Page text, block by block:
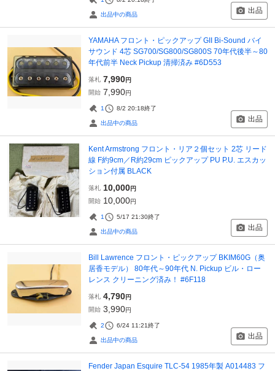
出品中の商品 出品
YAMAHA フロント・ピックアップ GII Bi-Sound バイ
サウンド 4芯 SG700/SG800/SG800S 70年代後半～80
年代前半 Neck Pickup 清掃済み #6D553
落札 7,990円
開始 7,990円
1 8/2 20:18終了
出品中の商品 出品
Kent Armstrong フロント・リア２個セット 2芯 リード
線 F約9cm／R約29cm ピックアップ PU P.U. エスカッ
ション付属 BLACK
落札 10,000円
開始 10,000円
1 5/17 21:30終了
出品中の商品 出品
Bill Lawrence フロント・ピックアップ BKIM60G（奥
居香モデル） 80年代～90年代 N. Pickup ビル・ロー
レンス クリーニング済み！ #6F118
落札 4,790円
開始 3,990円
2 6/24 11:21終了
出品中の商品 出品
Fender Japan Esquire TLC-54 1985年製 A014483 フ